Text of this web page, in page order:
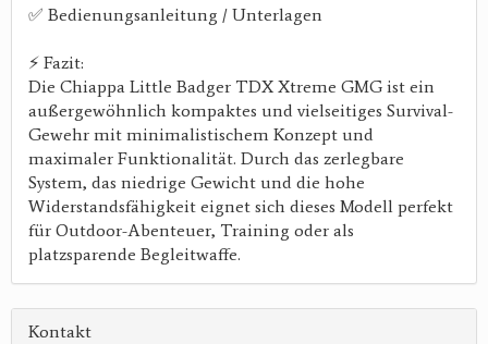
✅ Bedienungsanleitung / Unterlagen
⚡ Fazit:
Die Chiappa Little Badger TDX Xtreme GMG ist ein
außergewöhnlich kompaktes und vielseitiges Survival-
Gewehr mit minimalistischem Konzept und
maximaler Funktionalität. Durch das zerlegbare
System, das niedrige Gewicht und die hohe
Widerstandsfähigkeit eignet sich dieses Modell perfekt
für Outdoor-Abenteuer, Training oder als
platzsparende Begleitwaffe.
Kontakt